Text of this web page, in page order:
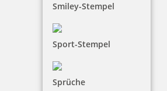
Smiley-Stempel
Sport-Stempel
Sprüche